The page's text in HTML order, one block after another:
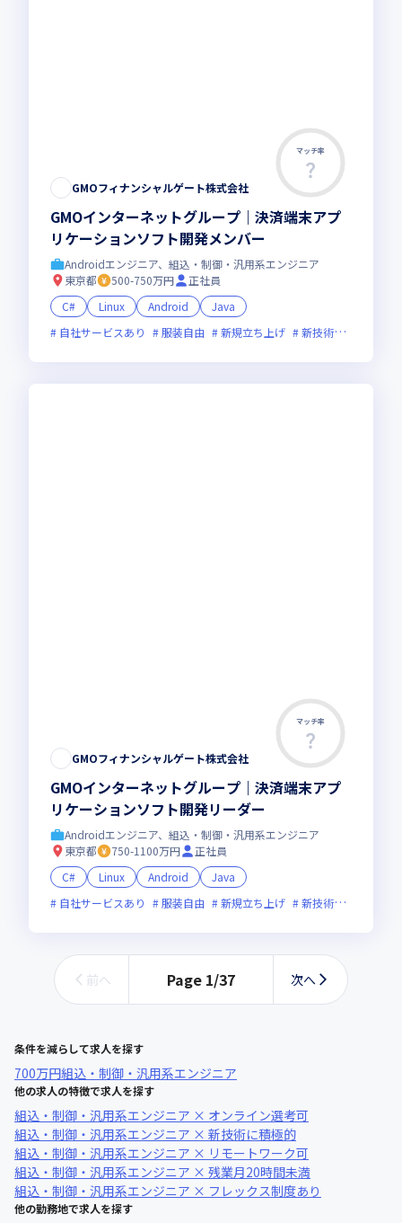
マッチ率
GMOフィナンシャルゲート株式会社
GMOインターネットグループ｜決済端末アプ
リケーションソフト開発メンバー
Androidエンジニア、組込・制御・汎用系エンジニア
東京都
500-750万円
正社員
C#
Linux Android
Java
自社サービスあり
服装自由 新規立ち上げ 新技術に積極的
マッチ率
GMOフィナンシャルゲート株式会社
GMOインターネットグループ｜決済端末アプ
リケーションソフト開発リーダー
Androidエンジニア、組込・制御・汎用系エンジニア
東京都
750-1100万円
正社員
C#
Linux Android
Java
自社サービスあり
服装自由 新規立ち上げ 新技術に積極的
前へ Page 1/37 次へ
条件を減らして求人を探す
700万円組込・制御・汎用系エンジニア
他の求人の特徴で求人を探す
組込・制御・汎用系エンジニア × オンライン選考可
組込・制御・汎用系エンジニア × 新技術に積極的
組込・制御・汎用系エンジニア × リモートワーク可
組込・制御・汎用系エンジニア × 残業月20時間未満
組込・制御・汎用系エンジニア × フレックス制度あり
他の勤務地で求人を探す